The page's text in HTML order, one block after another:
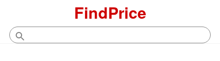
FindPrice